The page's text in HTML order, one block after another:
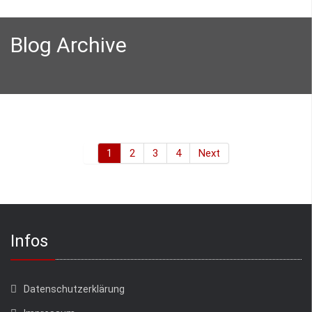
Blog Archive
1 2 3 4 Next
Infos
Datenschutzerklärung